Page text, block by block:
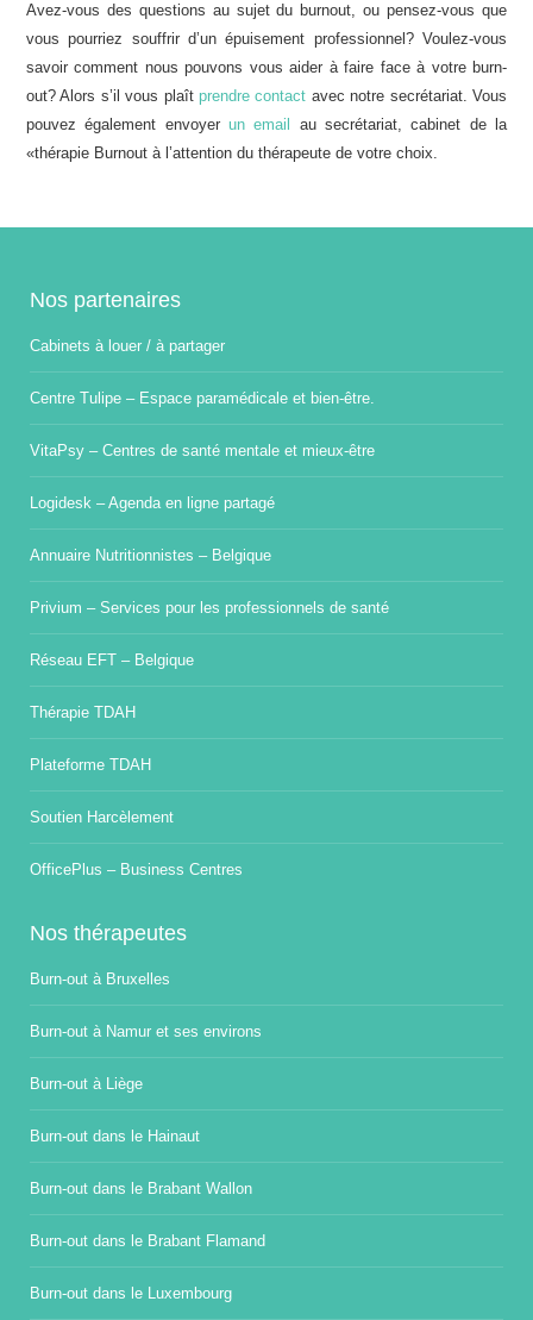
Avez-vous des questions au sujet du burnout, ou pensez-vous que
vous pourriez souffrir d’un épuisement professionnel? Voulez-vous
savoir comment nous pouvons vous aider à faire face à votre burn-
out? Alors s’il vous plaît prendre contact avec notre secrétariat. Vous
pouvez également envoyer un email
au secrétariat, cabinet de la
«thérapie Burnout à l’attention du thérapeute de votre choix.
Nos partenaires
Cabinets à louer / à partager
Centre Tulipe – Espace paramédicale et bien-être.
VitaPsy – Centres de santé mentale et mieux-être
Logidesk – Agenda en ligne partagé
Annuaire Nutritionnistes – Belgique
Privium – Services pour les professionnels de santé
Réseau EFT – Belgique
Thérapie TDAH
Plateforme TDAH
Soutien Harcèlement
OfficePlus – Business Centres
Nos thérapeutes
Burn-out à Bruxelles
Burn-out à Namur et ses environs
Burn-out à Liège
Burn-out dans le Hainaut
Burn-out dans le Brabant Wallon
Burn-out dans le Brabant Flamand
Burn-out dans le Luxembourg